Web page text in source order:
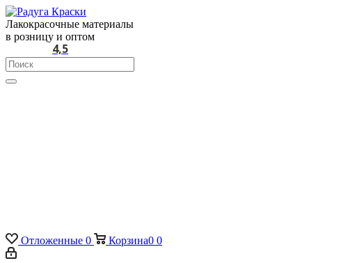
Лакокрасочные материалы
в розницу и оптом
4,5
Отложенные 0 Корзина0 0